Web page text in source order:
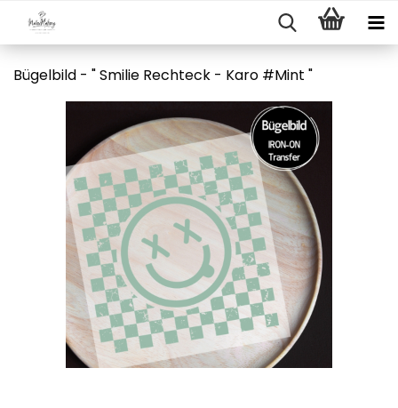
Bügelbild - " Smilie Rechteck - Karo #Mint "